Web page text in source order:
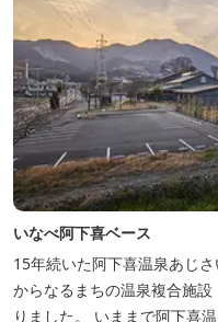
いなべ阿下喜ベース
15年続いた阿下喜温泉あじ
からなるまちの温泉複合施
りました。 いままで阿下喜温泉に通っていた地元の方も、市外から